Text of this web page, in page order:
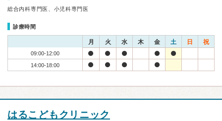
総合内科専門医、小児科専門医
診療時間
月 火 水 木 金 土 日 祝
09:00-12:00
14:00-18:00
はるこどもクリニック